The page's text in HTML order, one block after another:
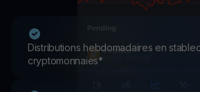
Distributions hebdomadaires en
cryptomonnaies*